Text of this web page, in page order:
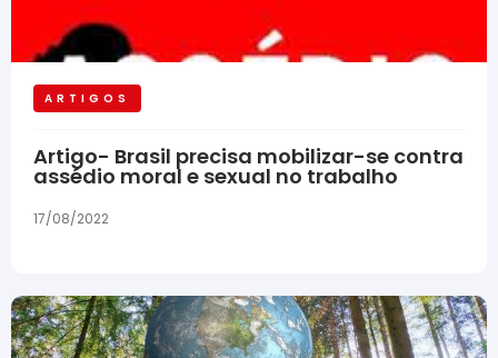
ARTIGOS
Artigo- Brasil precisa mobilizar-se contra
assédio moral e sexual no trabalho
17/08/2022